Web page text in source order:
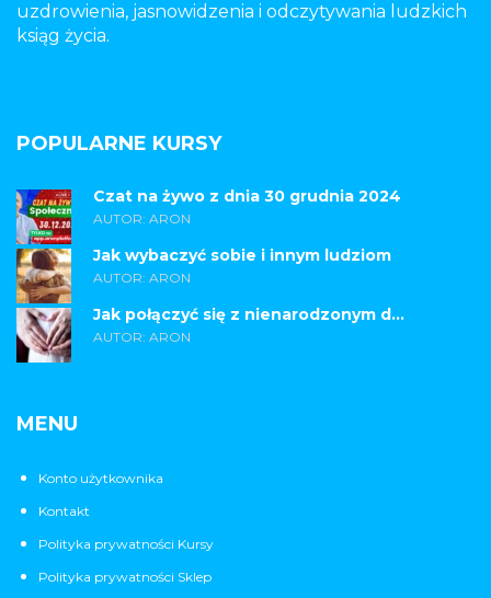
uzdrowienia, jasnowidzenia i odczytywania ludzkich
ksiąg życia.
POPULARNE KURSY
Czat na żywo z dnia 30 grudnia 2024
AUTOR: ARON
Jak wybaczyć sobie i innym ludziom
AUTOR: ARON
Jak połączyć się z nienarodzonym d...
AUTOR: ARON
MENU
Konto użytkownika
Kontakt
Polityka prywatności Kursy
Polityka prywatności Sklep